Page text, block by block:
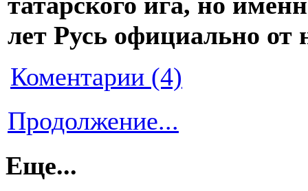
лет Русь официально от
Коментарии (4)
Продолжение...
Еще...